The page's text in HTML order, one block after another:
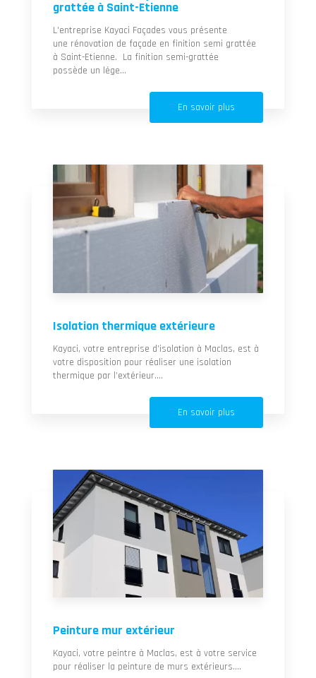
grattée à Saint-Etienne
L'entreprise Kayaci Façades vous présente
une rénovation de façade en finition semi grattée
à Saint-Etienne. La finition semi-grattée
possède un lége...
En savoir plus
Isolation thermique extérieure
Kayaci, votre entreprise d’isolation à Maclas, est à
votre disposition pour réaliser une isolation
thermique par l’extérieur....
En savoir plus
Peinture mur extérieur
Kayaci, votre peintre à Maclas, est à votre service
pour réaliser la peinture de murs extérieurs....